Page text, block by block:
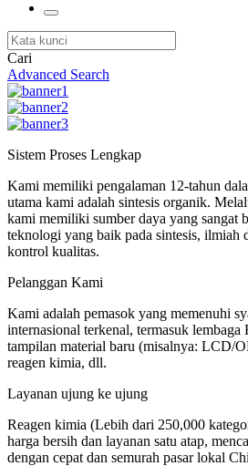
Cari
Advanced Search
Sistem Proses Lengkap
Kami memiliki pengalaman 12-tahun
utama kami adalah sintesis organik.
kami memiliki sumber daya yang sangat
teknologi yang baik pada sintesis, ilmiah
kontrol kualitas.
Pelanggan Kami
Kami adalah pemasok yang memenuhi
internasional terkenal, termasuk
tampilan material baru (misalnya: LCD/
reagen kimia, dll.
Layanan ujung ke ujung
Reagen kimia (Lebih dari 250,000
harga bersih dan layanan satu atap,
dengan cepat dan semurah pasar lokal